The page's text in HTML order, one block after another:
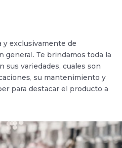
y exclusivamente de
general. Te brindamos toda la
sus variedades, cuales son
su mantenimiento y
para destacar el producto a